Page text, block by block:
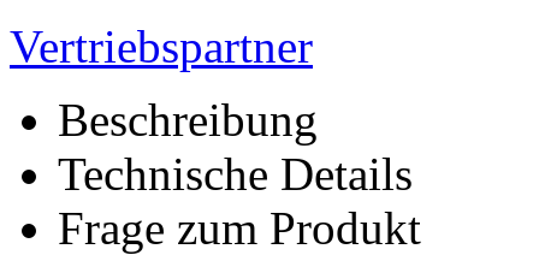
Vertriebspartner
Beschreibung
Technische Details
Frage zum Produkt